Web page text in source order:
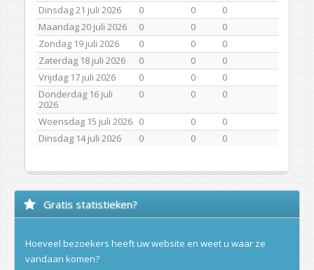
Dinsdag 21 juli 2026
0 0
0
Maandag 20 juli 2026
0 0
0
Zondag 19 juli 2026
0 0
0
Zaterdag 18 juli 2026
0 0
0
Vrijdag 17 juli 2026
0 0
0
Donderdag 16 juli
2026
0 0 0
Woensdag 15 juli 2026 0 0
0
Dinsdag 14 juli 2026
0 0 0
Gratis statistieken?
Hoeveel bezoekers heeft uw website en weet u waar ze
vandaan komen?